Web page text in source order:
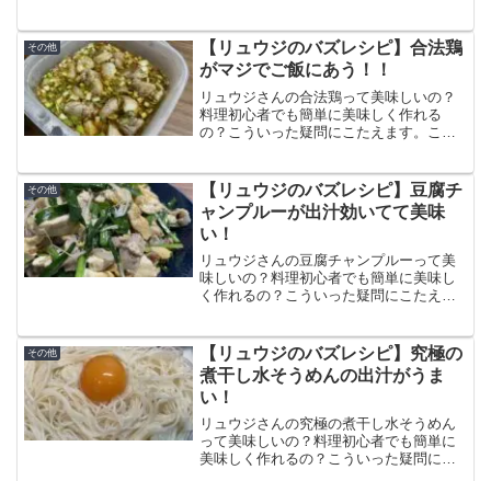
ます。味噌とバターのコクが麺に絡まっ
てジャンキーな味がして好き。
その他
【リュウジのバズレシピ】合法鶏
がマジでご飯にあう！！
リュウジさんの合法鶏って美味しいの？
料理初心者でも簡単に美味しく作れる
の？こういった疑問にこたえます。この
パリッと香ばしく、身はふっくらしてて
めちゃくちゃ美味しい！
その他
【リュウジのバズレシピ】豆腐チ
ャンプルーが出汁効いてて美味
い！
リュウジさんの豆腐チャンプルーって美
味しいの？料理初心者でも簡単に美味し
く作れるの？こういった疑問にこたえま
ます。豆腐と豚肉の相性が良くてもやし
とニラがシャキシャキでうまい！
その他
【リュウジのバズレシピ】究極の
煮干し水そうめんの出汁がうま
い！
リュウジさんの究極の煮干し水そうめん
って美味しいの？料理初心者でも簡単に
美味しく作れるの？こういった疑問にこ